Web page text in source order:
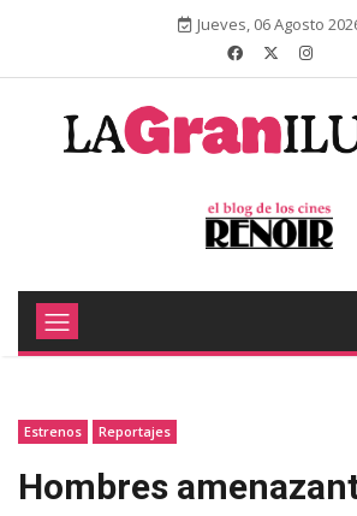
Jueves, 06 Agosto
Estrenos Reportajes
Hombres